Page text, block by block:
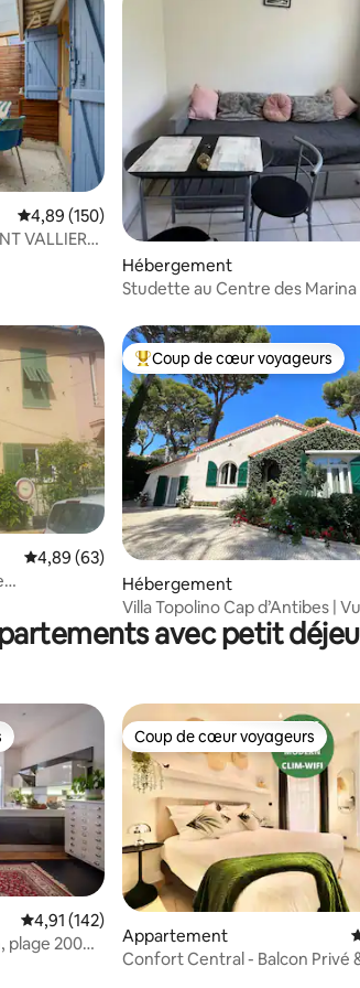
commentaires : 5 sur 5
Évaluation moyenne sur la base de 150
4,89 (150)
VALLIER
Hébergement
Studette au Centre des Marina
: 4,97 sur 5
Évaluation moyenne sur la base de 63
4,89 (63)
Coups de cœur voyageurs les
Coup de cœur voyageurs
Hébergement
Villa Topolino Cap d’Antibes |
Jacuzziavec petit
: 4,77 sur 5
plus appréciés
Évaluation moyenne sur la base de 142
4,91 (142)
200m,
Coup de cœur voyageurs
Coup de cœur voyageurs
Appartement
Confort Central - Balcon Privé